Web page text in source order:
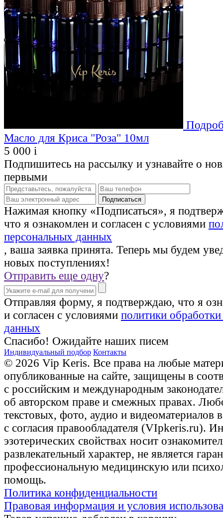
Масло для Криса "Роза" 10мл
5 000 i
Подпишитесь на рассылку и узнавайте о
первыми
Нажимая кнопку «Подписаться», я
что я ознакомлен и согласен с условиями
персональных данных
, ваша заявка принята. Теперь мы будем
новых поступлениях!
Отправить еще одну?
Отправляя форму, я подтверждаю, что я
и согласен с условиями политики
данных
Спасибо! Ожидайте наших писем
Индивидуальный подбор Контакты
© 2026 Vip Keris. Все права на любые
опубликованные на сайте, защищены в
с российским и международным
об авторском праве и смежных правах.
текстовых, фото, аудио и видеоматериалов
с согласия правообладателя (VIpkeris.ru).
эзотерических свойствах носит
развлекательный характер, не является
профессиональную медицинскую или
помощь.
Политика конфиденциальности
Правовая информация и условия